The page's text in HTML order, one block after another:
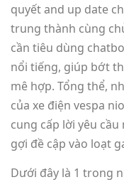
quyết and up date
trung thành cùng
cần tiêu dùng
nổi tiếng, giúp bớt
mê hợp. Tổng thể,
của xe điện vespa
cung cấp lời yêu
gợi đề cập vào loạt
Dưới đây là 1 trong